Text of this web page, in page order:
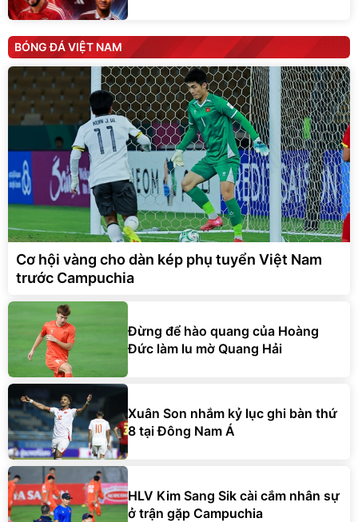
BÓNG ĐÁ VIỆT NAM
Cơ hội vàng cho dàn kép phụ tuyển Việt Nam
trước Campuchia
Đừng để hào quang của Hoàng
Đức làm lu mờ Quang Hải
Xuân Son nhắm kỷ lục ghi bàn thứ
8 tại Đông Nam Á
HLV Kim Sang Sik cài cắm nhân sự
ở trận gặp Campuchia